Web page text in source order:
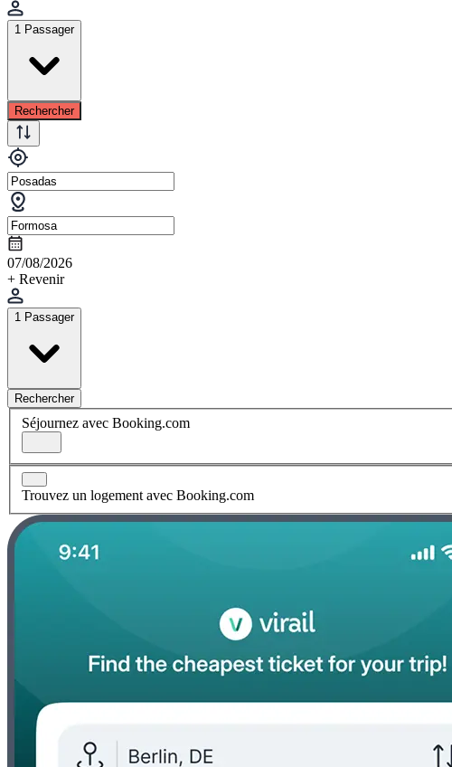
1 Passager
Rechercher
07/08/2026
+ Revenir
1 Passager
Rechercher
Séjournez avec Booking.com
Trouvez un logement avec Booking.com